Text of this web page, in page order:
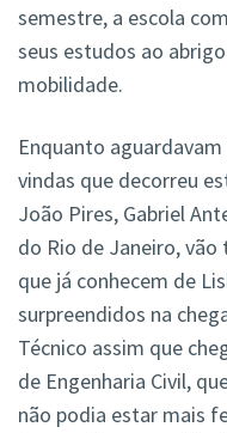
semestre, a escola
seus estudos ao
mobilidade.
Enquanto
vindas que decorreu
João Pires, Gabriel
do Rio de Janeiro,
que já conhecem de
surpreendidos na
Técnico assim que
de Engenharia Civil,
não podia estar mais